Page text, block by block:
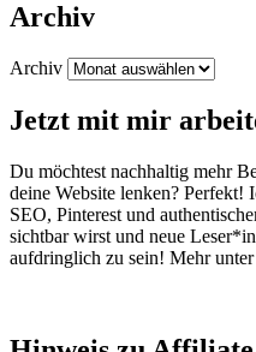
Archiv
Archiv
Jetzt mit mir
Du möchtest nachhaltig mehr
deine Website lenken?
SEO, Pinterest und
sichtbar wirst und neue
aufdringlich zu sein! Mehr unter